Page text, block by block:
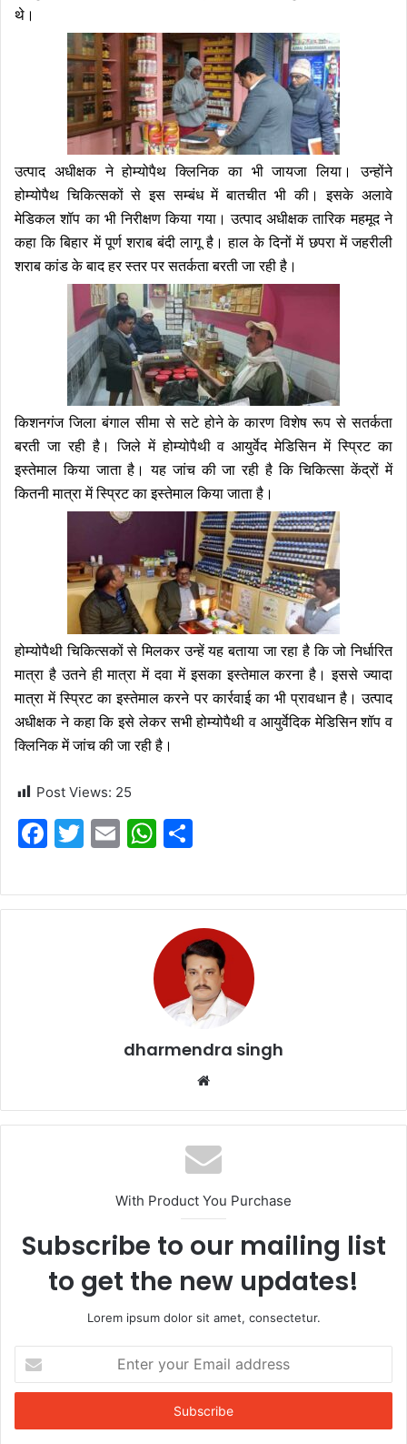
थे।
उत्पाद अधीक्षक ने होम्योपैथ क्लिनिक का भी जायजा लिया। उन्होंने
होम्योपैथ चिकित्सकों से इस सम्बंध में बातचीत भी की। इसके अलावे
मेडिकल शॉप का भी निरीक्षण किया गया। उत्पाद अधीक्षक तारिक महमूद ने
कहा कि बिहार में पूर्ण शराब बंदी लागू है। हाल के दिनों में छपरा में जहरीली
शराब कांड के बाद हर स्तर पर सतर्कता बरती जा रही है।
किशनगंज जिला बंगाल सीमा से सटे होने के कारण विशेष रूप से सतर्कता
बरती जा रही है। जिले में होम्योपैथी व आयुर्वेद मेडिसिन में स्प्रिट का
इस्तेमाल किया जाता है। यह जांच की जा रही है कि चिकित्सा केंद्रों में
कितनी मात्रा में स्प्रिट का इस्तेमाल किया जाता है।
होम्योपैथी चिकित्सकों से मिलकर उन्हें यह बताया जा रहा है कि जो निर्धारित
मात्रा है उतने ही मात्रा में दवा में इसका इस्तेमाल करना है। इससे ज्यादा
मात्रा में स्प्रिट का इस्तेमाल करने पर कार्रवाई का भी प्रावधान है। उत्पाद
अधीक्षक ने कहा कि इसे लेकर सभी होम्योपैथी व आयुर्वेदिक मेडिसिन शॉप व
क्लिनिक में जांच की जा रही है।
Post Views: 25
F
c
e
T
itt
er
E
ai
l
W
at
s
A
p
ar
e
dharmendra singh
Website
With Product You Purchase
Subscribe to our mailing list
to get the new updates!
Lorem ipsum dolor sit amet, consectetur.
your
Email